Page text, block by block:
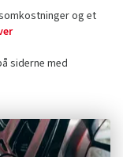
og et
siderne med